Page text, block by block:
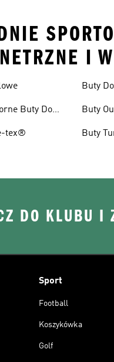
I
Buty Do
tex®
Buty
Buty
Buty
DO KLUBU I
Sport
Football
Koszykówka
Golf